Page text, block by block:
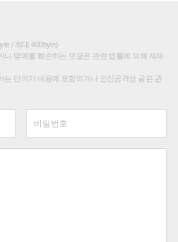
/ 최대 400byte)
명예를 훼손하는 댓글은 관련 법률에 의해 제재
는 단어가 내용에 포함되거나 인신공격성 글은 관